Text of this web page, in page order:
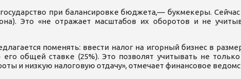
при балансировке бюджета,— букмекеры.
Это «не отражает масштабов их оборотов и не
поменять: ввести налог на игорный бизнес в
общей ставке (25%). Это позволят учитывать не
и низкую налоговую отдачу», отмечает финансовое